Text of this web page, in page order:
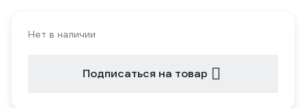
Нет в наличии
Подписаться на товар